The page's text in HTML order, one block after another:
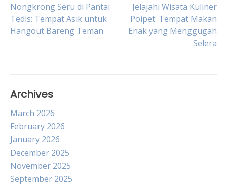
Post
navigation
Nongkrong Seru di Pantai
Tedis: Tempat Asik untuk
Hangout Bareng Teman
Jelajahi Wisata Kuliner
Poipet: Tempat Makan
Enak yang Menggugah
Selera
Archives
March 2026
February 2026
January 2026
December 2025
November 2025
September 2025